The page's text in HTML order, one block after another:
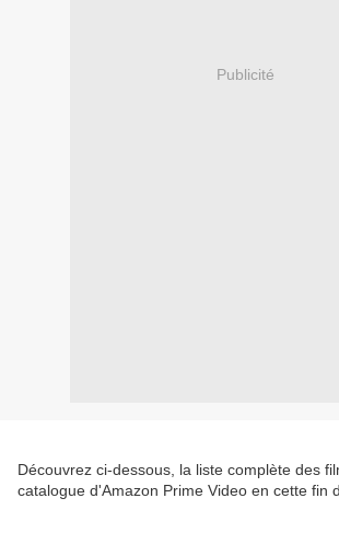
Publicité
Découvrez ci-dessous, la liste complète des
catalogue d'Amazon Prime Video en cette fin